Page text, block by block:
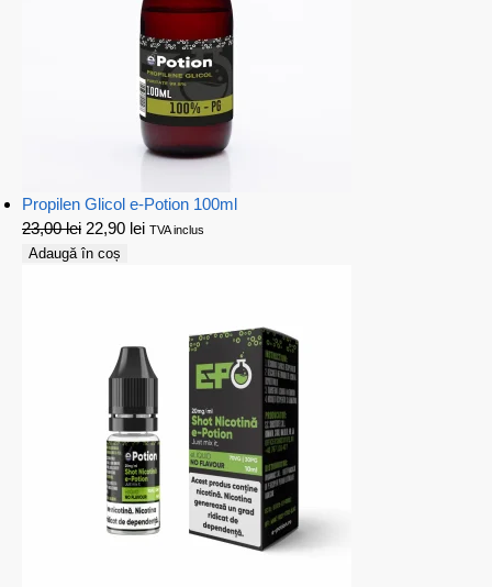
Propilen Glicol e-Potion 100ml
23,00lei 22,90 lei TVA inclus
Adaugă în coș